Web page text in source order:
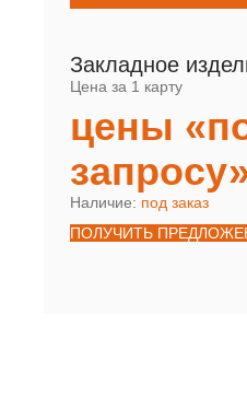
Закладное
Цена за 1 карту
цены
Наличие: под заказ
ПОЛУЧИТЬ